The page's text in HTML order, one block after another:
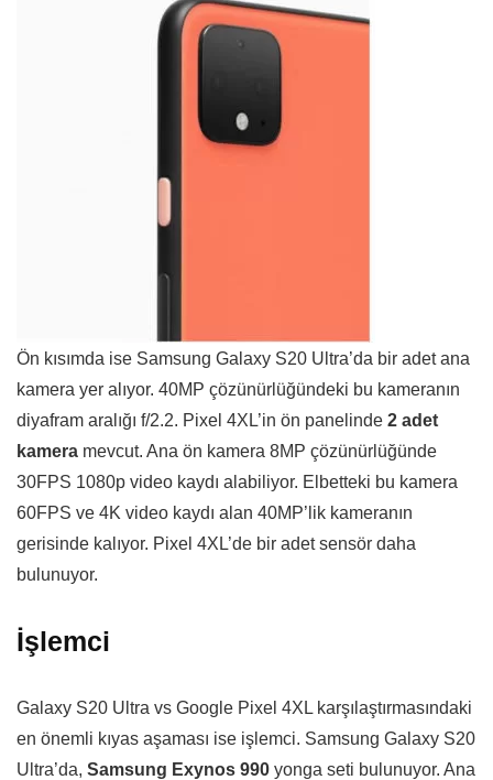
Ön kısımda ise Samsung Galaxy S20 Ultra’da bir adet ana
kamera yer alıyor. 40MP çözünürlüğündeki bu kameranın
diyafram aralığı f/2.2. Pixel 4XL’in ön panelinde 2 adet
kamera mevcut. Ana ön kamera 8MP çözünürlüğünde
30FPS 1080p video kaydı alabiliyor. Elbetteki bu kamera
60FPS ve 4K video kaydı alan 40MP’lik kameranın
gerisinde kalıyor. Pixel 4XL’de bir adet sensör daha
bulunuyor.
İşlemci
Galaxy S20 Ultra vs Google Pixel 4XL karşılaştırmasındaki
en önemli kıyas aşaması ise işlemci. Samsung Galaxy S20
Ultra’da, Samsung Exynos 990 yonga seti bulunuyor. Ana